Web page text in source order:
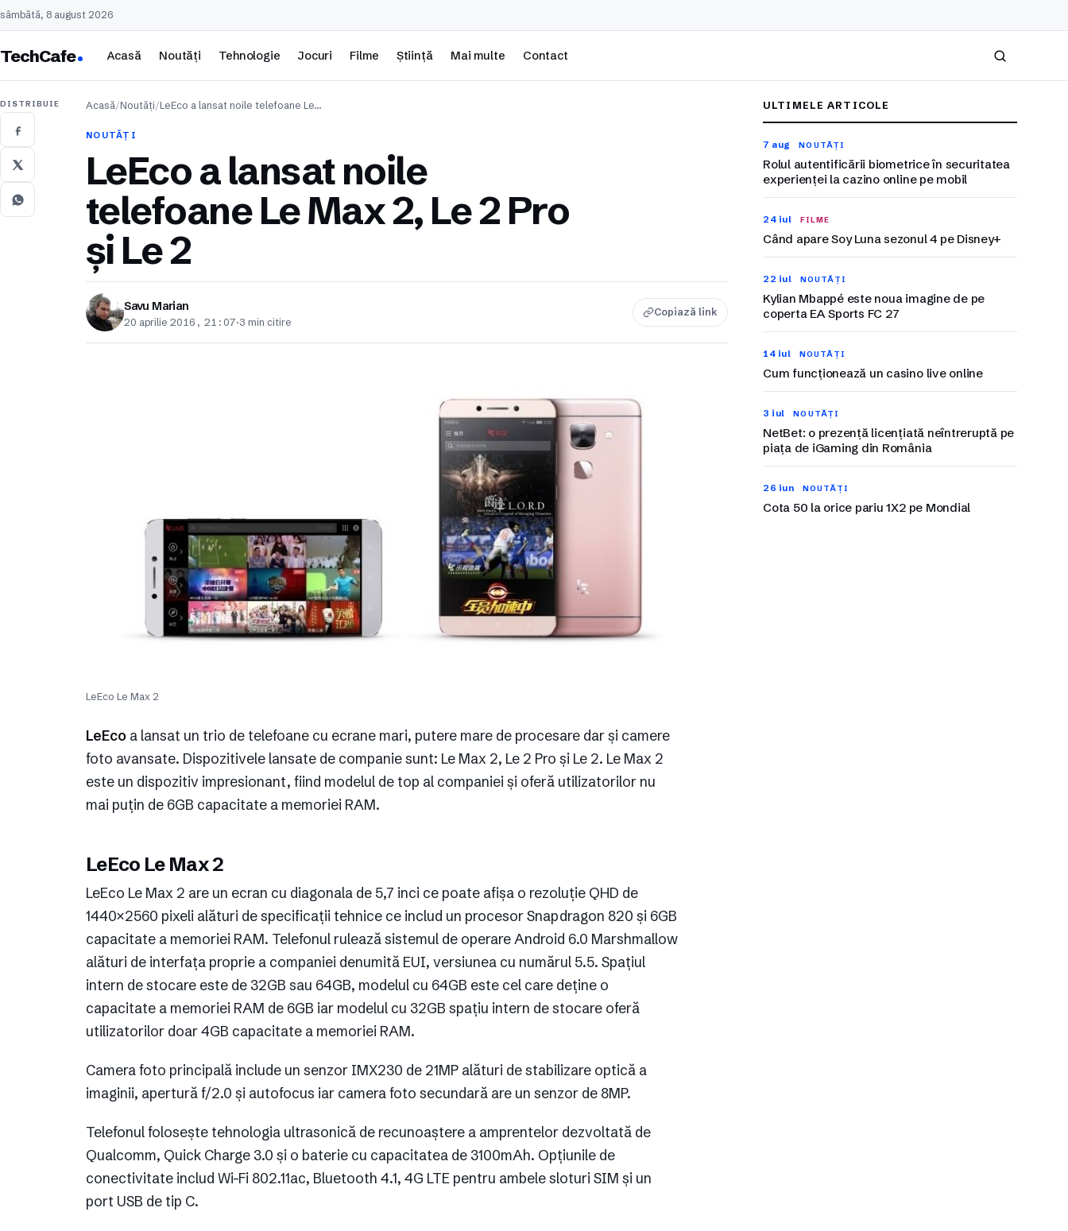
sâmbătă, 8 august 2026
TechCafe Acasă Noutăți Tehnologie Jocuri Filme Știință Mai multe Contact
Caută
DISTRIBUIE Acasă/Noutăți/LeEco a lansat noile telefoane Le…
NOUTĂȚI
LeEco a lansat noile
telefoane Le Max 2, Le 2 Pro
și Le 2
Savu Marian
20 aprilie 2016, 21:07·3 min citire
Copiază link
LeEco Le Max 2
LeEco a lansat un trio de telefoane cu ecrane mari, putere mare de procesare dar și camere
foto avansate. Dispozitivele lansate de companie sunt: Le Max 2, Le 2 Pro și Le 2. Le Max 2
este un dispozitiv impresionant, fiind modelul de top al companiei și oferă utilizatorilor nu
mai puțin de 6GB capacitate a memoriei RAM.
LeEco Le Max 2
LeEco Le Max 2 are un ecran cu diagonala de 5,7 inci ce poate afișa o rezoluție QHD de
1440×2560 pixeli alături de specificații tehnice ce includ un procesor Snapdragon 820 și 6GB
capacitate a memoriei RAM. Telefonul rulează sistemul de operare Android 6.0 Marshmallow
alături de interfața proprie a companiei denumită EUI, versiunea cu numărul 5.5. Spațiul
intern de stocare este de 32GB sau 64GB, modelul cu 64GB este cel care deține o
capacitate a memoriei RAM de 6GB iar modelul cu 32GB spațiu intern de stocare oferă
utilizatorilor doar 4GB capacitate a memoriei RAM.
Camera foto principală include un senzor IMX230 de 21MP alături de stabilizare optică a
imaginii, apertură f/2.0 și autofocus iar camera foto secundară are un senzor de 8MP.
Telefonul folosește tehnologia ultrasonică de recunoaștere a amprentelor dezvoltată de
Qualcomm, Quick Charge 3.0 și o baterie cu capacitatea de 3100mAh. Opțiunile de
conectivitate includ Wi-Fi 802.11ac, Bluetooth 4.1, 4G LTE pentru ambele sloturi SIM și un
port USB de tip C.
ULTIMELE ARTICOLE
7 aug NOUTĂȚI
Rolul autentificării biometrice în securitatea
experienței la cazino online pe mobil
24 iul FILME
Când apare Soy Luna sezonul 4 pe Disney+
22 iul NOUTĂȚI
Kylian Mbappé este noua imagine de pe
coperta EA Sports FC 27
14 iul NOUTĂȚI
Cum funcționează un casino live online
3 iul NOUTĂȚI
NetBet: o prezență licențiată neîntreruptă pe
piața de iGaming din România
26 iun NOUTĂȚI
Cota 50 la orice pariu 1X2 pe Mondial